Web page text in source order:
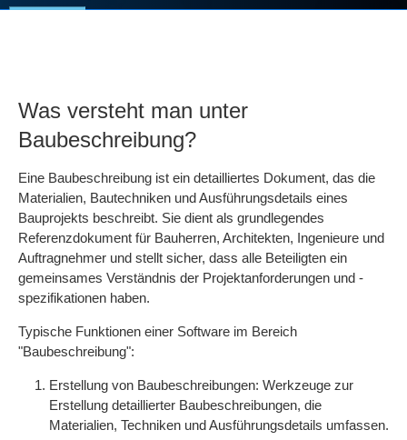
Was versteht man unter
Baubeschreibung?
Eine Baubeschreibung ist ein detailliertes Dokument, das die
Materialien, Bautechniken und Ausführungsdetails eines
Bauprojekts beschreibt. Sie dient als grundlegendes
Referenzdokument für Bauherren, Architekten, Ingenieure und
Auftragnehmer und stellt sicher, dass alle Beteiligten ein
gemeinsames Verständnis der Projektanforderungen und -
spezifikationen haben.
Typische Funktionen einer Software im Bereich
"Baubeschreibung":
Erstellung von Baubeschreibungen: Werkzeuge zur
Erstellung detaillierter Baubeschreibungen, die
Materialien, Techniken und Ausführungsdetails umfassen.